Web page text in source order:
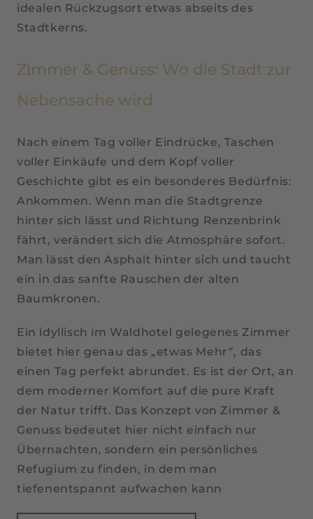
idealen Rückzugsort etwas abseits des
Stadtkerns.
Zimmer & Genuss: Wo die Stadt zur
Nebensache wird
Nach einem Tag voller Eindrücke, Taschen
voller Einkäufe und dem Kopf voller
Geschichte gibt es ein besonderes Bedürfnis:
Ankommen. Wenn man die Stadtgrenze
hinter sich lässt und Richtung Renzenbrink
fährt, verändert sich die Atmosphäre sofort.
Man lässt den Asphalt hinter sich und taucht
ein in das sanfte Rauschen der alten
Baumkronen.
Ein idyllisch im Waldhotel gelegenes Zimmer
bietet hier genau das „etwas Mehr“, das
einen Tag perfekt abrundet. Es ist der Ort, an
dem moderner Komfort auf die pure Kraft
der Natur trifft. Das Konzept von Zimmer &
Genuss bedeutet hier nicht einfach nur
Übernachten, sondern ein persönliches
Refugium zu finden, in dem man
tiefenentspannt aufwachen kann